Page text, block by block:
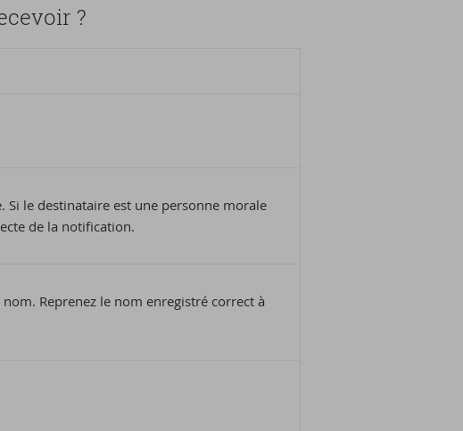
?
Si le destinataire est une personne morale
de la notification.
Reprenez le nom enregistré correct à